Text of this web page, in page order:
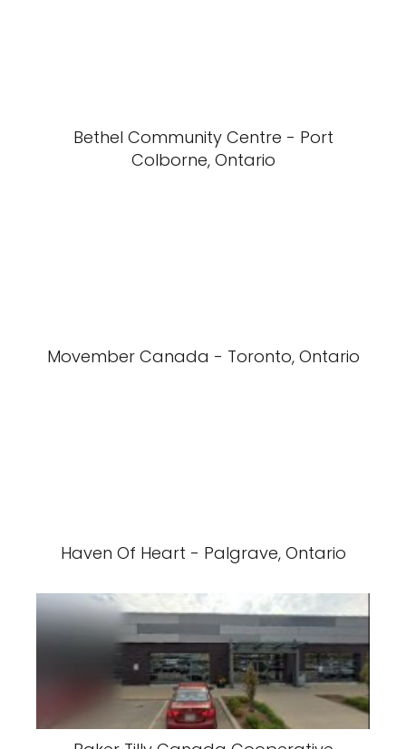
Bethel Community Centre - Port
Colborne, Ontario
Movember Canada - Toronto, Ontario
Haven Of Heart - Palgrave, Ontario